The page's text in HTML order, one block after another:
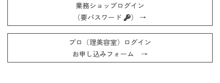
業務ショップログイン
（要パスワード
） →
プロ（理美容室）ログイン
お申し込みフォーム →